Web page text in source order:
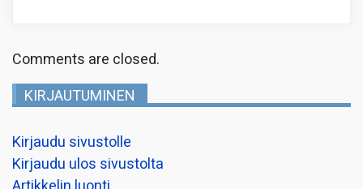
Comments are closed.
KIRJAUTUMINEN
Kirjaudu sivustolle
Kirjaudu ulos sivustolta